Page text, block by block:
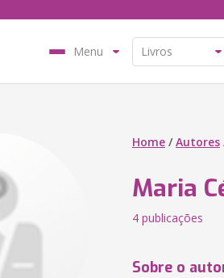
Menu
Home /Autores
Maria
4 publicações
Sobre o